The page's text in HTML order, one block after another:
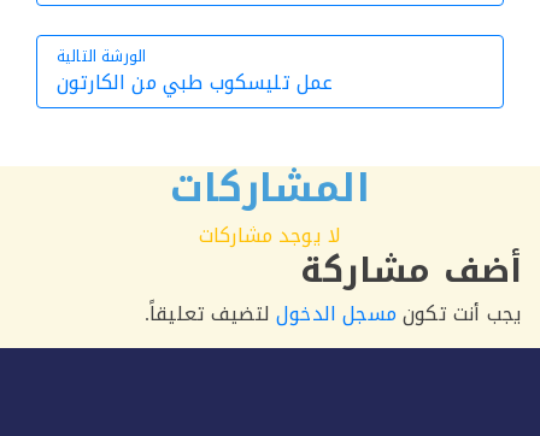
الورشة التالية
الورشة
عمل تليسكوب طبي من الكارتون
المشاركات
لا يوجد مشاركات
مشاركة
تكونمسجل الدخوللتضيف تعليقاً.